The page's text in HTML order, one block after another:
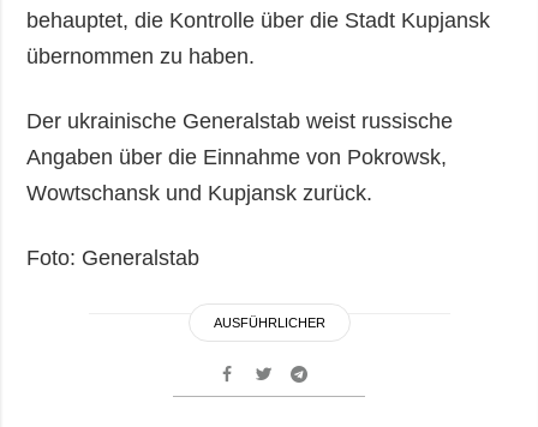
behauptet, die Kontrolle über die Stadt Kupjansk
übernommen zu haben.
Der ukrainische Generalstab weist russische
Angaben über die Einnahme von Pokrowsk,
Wowtschansk und Kupjansk zurück.
Foto: Generalstab
AUSFÜHRLICHER